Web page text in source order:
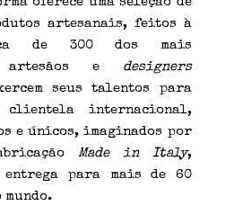
artesanais, feitos à
de 300 dos mais
artesãos e designers
seus talentos para
clientela internacional,
e únicos, imaginados por
Made in Italy,
entrega para mais de 60